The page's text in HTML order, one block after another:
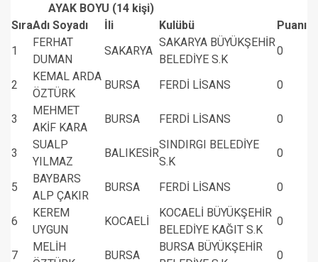
AYAK BOYU (14 kişi)
SıraAdı Soyadı İli Kulübü
Puanı
1
FERHAT
DUMAN
SAKARYA
SAKARYA BÜYÜKŞEHİR
BELEDİYE S.K
0
2
KEMAL ARDA
ÖZTÜRK
BURSA FERDİ LİSANS 0
3
MEHMET
AKİF KARA
BURSA FERDİ LİSANS 0
3
SUALP
YILMAZ
BALIKESİR
SINDIRGI BELEDİYE
S.K
0
5
BAYBARS
ALP ÇAKIR
BURSA FERDİ LİSANS 0
6
KEREM
UYGUN
KOCAELİ
KOCAELİ BÜYÜKŞEHİR
BELEDİYE KAĞIT S.K
0
7
MELİH
BURSA
BURSA BÜYÜKŞEHİR
0